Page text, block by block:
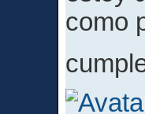
como